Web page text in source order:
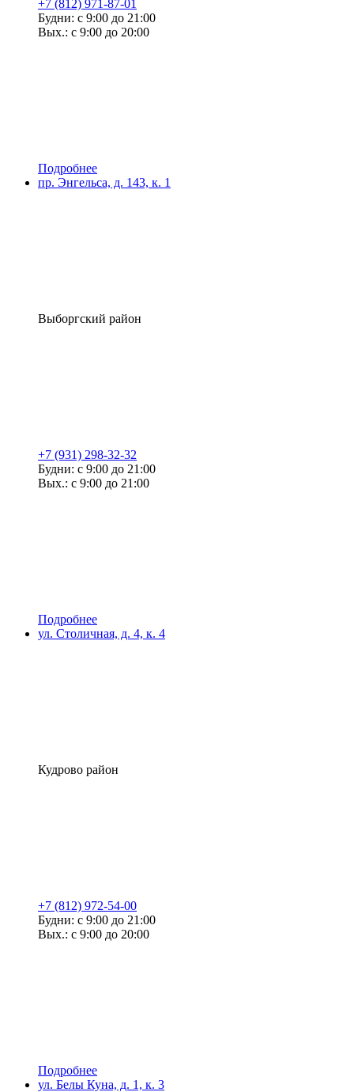
+7 (812) 971-87-01
Будни: с 9:00 до 21:00
Вых.: с 9:00 до 20:00
Подробнее
пр. Энгельса, д. 143, к. 1
Выборгский район
+7 (931) 298-32-32
Будни: с 9:00 до 21:00
Вых.: с 9:00 до 21:00
Подробнее
ул. Столичная, д. 4, к. 4
Кудрово район
+7 (812) 972-54-00
Будни: с 9:00 до 21:00
Вых.: с 9:00 до 20:00
Подробнее
ул. Белы Куна, д. 1, к. 3